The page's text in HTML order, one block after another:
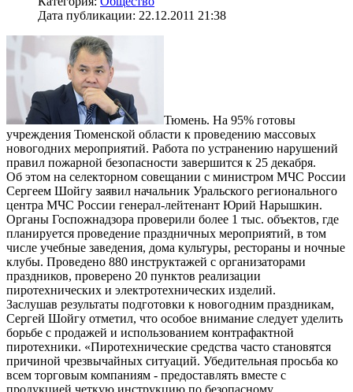
Дата публикации: 22.12.2011 21:38
Тюмень. На 95% готовы
учреждения Тюменской области к проведению массовых
новогодних мероприятий. Работа по устранению нарушений
правил пожарной безопасности завершится к 25 декабря.
Об этом на селекторном совещании с министром МЧС России
Сергеем Шойгу заявил начальник Уральского регионального
центра МЧС России генерал-лейтенант Юрий Нарышкин.
Органы Госпожнадзора проверили более 1 тыс. объектов, где
планируется проведение праздничных мероприятий, в том
числе учебные заведения, дома культуры, рестораны и ночные
клубы. Проведено 880 инструктажей с организаторами
праздников, проверено 20 пунктов реализации
пиротехнических и электротехнических изделий.
Заслушав результаты подготовки к новогодним праздникам,
Сергей Шойгу отметил, что особое внимание следует уделить
борьбе с продажей и использованием контрафактной
пиротехники. «Пиротехнические средства часто становятся
причиной чрезвычайных ситуаций. Убедительная просьба ко
всем торговым компаниям - предоставлять вместе с